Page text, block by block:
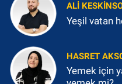
ALI
Yeşil vatan
HASRET
Yemek için